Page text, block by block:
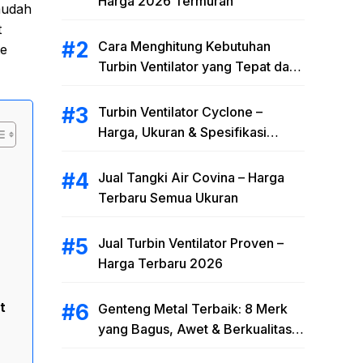
Cara Menghitung Kebutuhan
Turbin Ventilator yang Tepat dan
Turbin Ventilator Cyclone –
Harga, Ukuran & Spesifikasi
Jual Tangki Air Covina – Harga
Terbaru Semua Ukuran
Jual Turbin Ventilator Proven –
Harga Terbaru 2026
Genteng Metal Terbaik: 8 Merk
yang Bagus, Awet & Berkualitas